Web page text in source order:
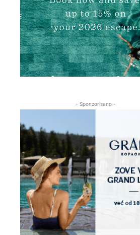
- Sponzorisano -